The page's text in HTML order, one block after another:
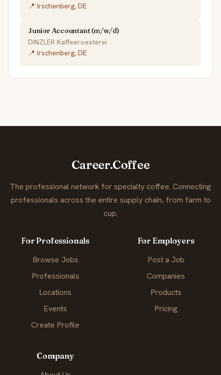
📍 Irschenberg, DE
Junior Accountant (m/w/d)
DINZLER Kaffeeroesterei
📍 Irschenberg, DE
Career.Coffee
The professional network for specialty coffee. Connecting
professionals across the entire supply chain, from farm to
cup.
For Professionals
Browse Jobs
Professionals
Locations
Events
Create Profile
For Employers
Post a Job
Companies
Products
Pricing
Company